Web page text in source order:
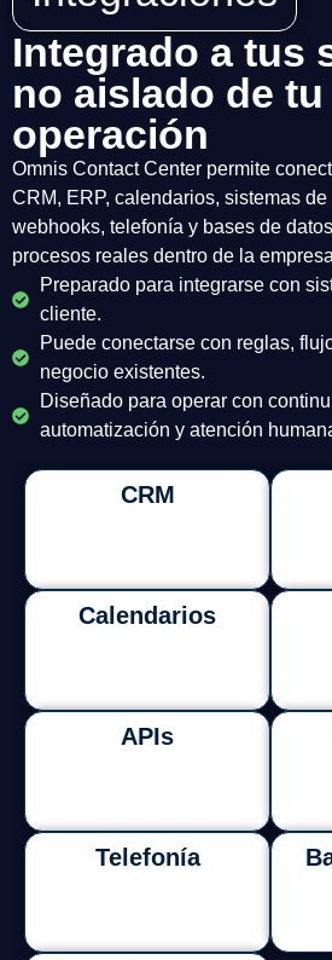
Integrado a tus
no aislado de tu
operación
Omnis Contact Center permite
CRM, ERP, calendarios, sistemas de
webhooks, telefonía y bases de
procesos reales dentro de la
Preparado para integrarse con
cliente.
Puede conectarse con reglas,
negocio existentes.
Diseñado para operar con
automatización y atención
CRM
Calendarios
APIs
Telefonía